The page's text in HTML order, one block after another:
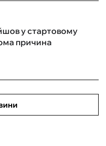
у стартовому
причина